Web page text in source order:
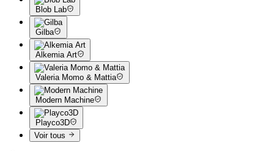
Blob Lab
Gilba
Alkemia Art
Valeria Momo & Mattia
Modern Machine
Playco3D
Voir tous